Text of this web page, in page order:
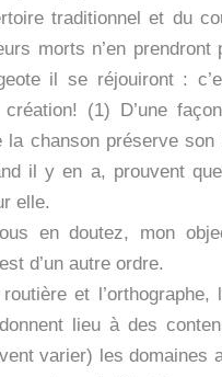
traditionnel et du
morts n’en
il se réjouiront :
(1) D’une
la chanson préserve
il y en a, prouvent
elle.
en doutez, mon
d’un autre ordre.
et
lieu à des
varier) les